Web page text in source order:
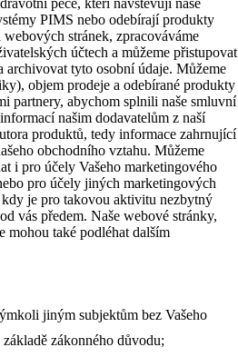
péče, kteří navštěvují naše
PIMS nebo odebírají produkty
stránek, zpracováváme
účtech a můžeme přistupovat
archivovat tyto osobní údaje. Můžeme
objem prodeje a odebírané produkty
partnery, abychom splnili naše smluvní
našim dodavatelům z naší
produktů, tedy informace zahrnující
obchodního vztahu. Můžeme
i pro účely Vašeho marketingového
pro účely jiných marketingových
je pro takovou aktivitu nezbytný
vás předem. Naše webové stránky,
mohou také podléhat dalším
jiným subjektům bez Vašeho
zákonného důvodu;